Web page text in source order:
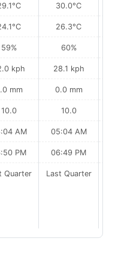
59%
kph
mm
10.0
AM
PM
Quarter
30.0°C
26.3°C
60%
28.1 kph
0.0 mm
10.0
05:04 AM
06:49 PM
Last Quarter